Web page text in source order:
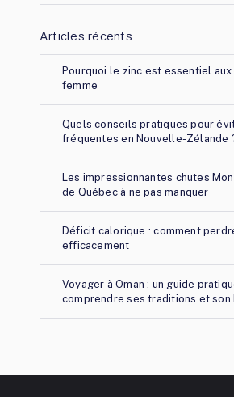
Articles récents
Pourquoi le zinc est essentiel
femme
Quels conseils pratiques pour
fréquentes en Nouvelle-Zélande
Les impressionnantes chutes
de Québec à ne pas manquer
Déficit calorique : comment
efficacement
Voyager à Oman : un guide
comprendre ses traditions et son